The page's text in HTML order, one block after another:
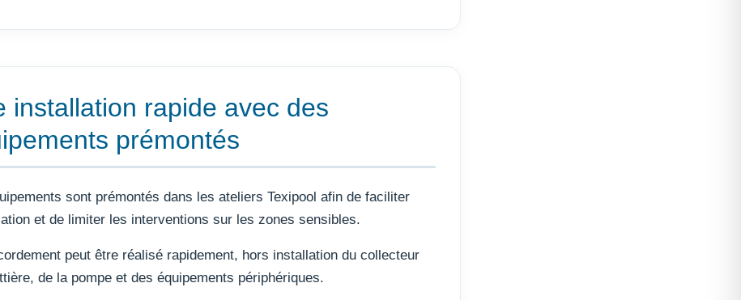
installation rapide avec des
prémontés
sont prémontés dans les ateliers Texipool afin de faciliter
et de limiter les interventions sur les zones sensibles.
peut être réalisé rapidement, hors installation du collecteur
de la pompe et des équipements périphériques.